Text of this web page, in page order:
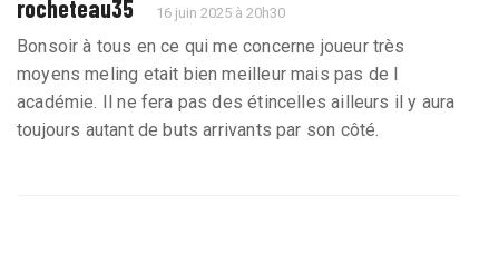
rocheteau35 16 juin 2025 à 20h30
Bonsoir à tous en ce qui me concerne joueur très
moyens meling etait bien meilleur mais pas de l
académie. Il ne fera pas des étincelles ailleurs il y aura
toujours autant de buts arrivants par son côté.